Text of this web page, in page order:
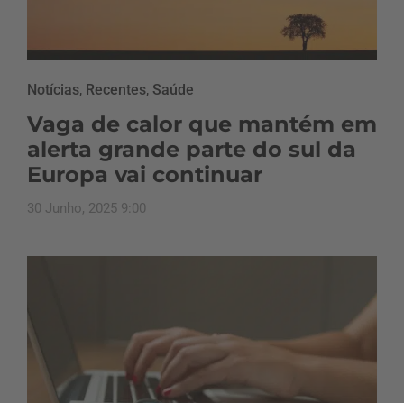
Notícias, Recentes, Saúde
Vaga de calor que mantém em
alerta grande parte do sul da
Europa vai continuar
30 Junho, 2025 9:00